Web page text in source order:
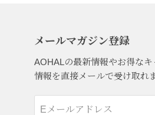
メールマガジン登録
AOHALの最新情報やお得なキ
情報を直接メールで受け取れ
Eメールアドレス